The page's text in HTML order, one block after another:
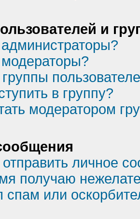
и
администраторы?
модераторы?
в группу?
модератором
личное
получаю
спам или